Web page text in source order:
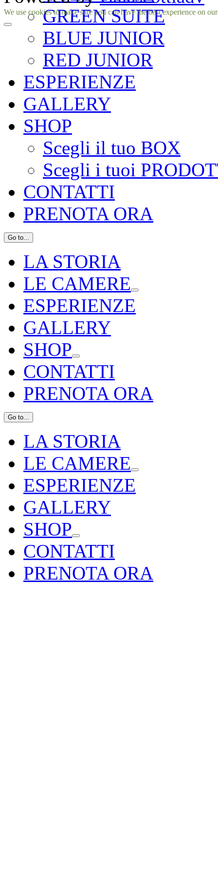
GREEN SUITE
BLUE JUNIOR
RED JUNIOR
ESPERIENZE
GALLERY
SHOP
Scegli il tuo BOX
Scegli i tuoi
CONTATTI
PRENOTA ORA
Go to...
LA STORIA
LE CAMERE
ESPERIENZE
GALLERY
SHOP
CONTATTI
PRENOTA ORA
Go to...
LA STORIA
LE CAMERE
ESPERIENZE
GALLERY
SHOP
CONTATTI
PRENOTA ORA
Facebook
Instagram
We use cookies to make sure you can have the best experience on